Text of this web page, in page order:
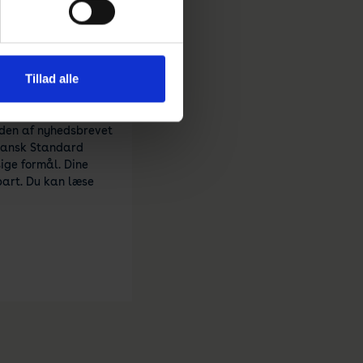
Tillad alle
dig samtidigt
af nyhedsbrev
må udsende
dine præferencer.
af nyhedsbrevet
formål. Dine
Du kan læse